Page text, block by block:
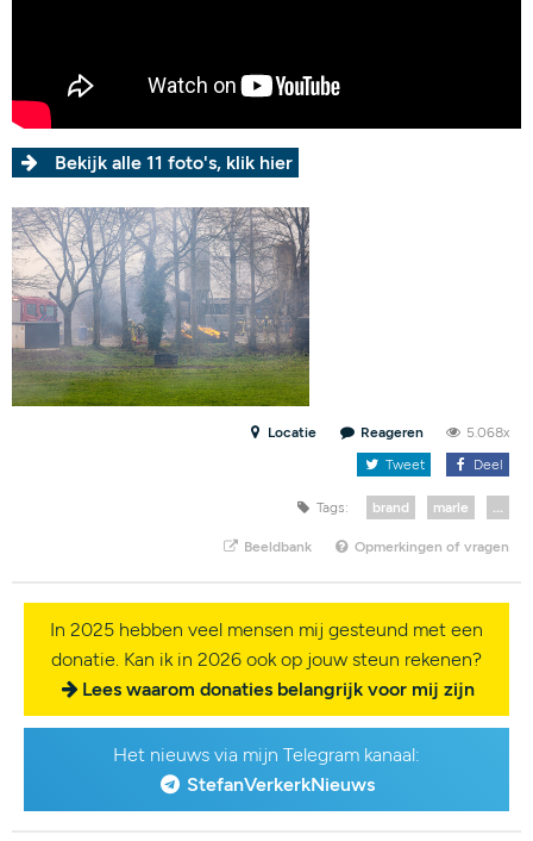
Bekijk alle 11 foto's, klik hier
Locatie Reageren
5.068x
Tweet
Deel
Tags: brand marle
Beeldbank Opmerkingen of vragen
In 2025 hebben veel mensen mij gesteund met een
donatie. Kan ik in 2026 ook op jouw steun rekenen?
Lees waarom donaties belangrijk voor mij zijn
Het nieuws via mijn Telegram kanaal:
StefanVerkerkNieuws